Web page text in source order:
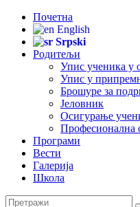
Почетна
English
Srpski
Родитељи
Упис ученика у
Упис у
Брошуре за
Јеловник
Осигурање
Професионална
Програми
Вести
Галерија
Школа